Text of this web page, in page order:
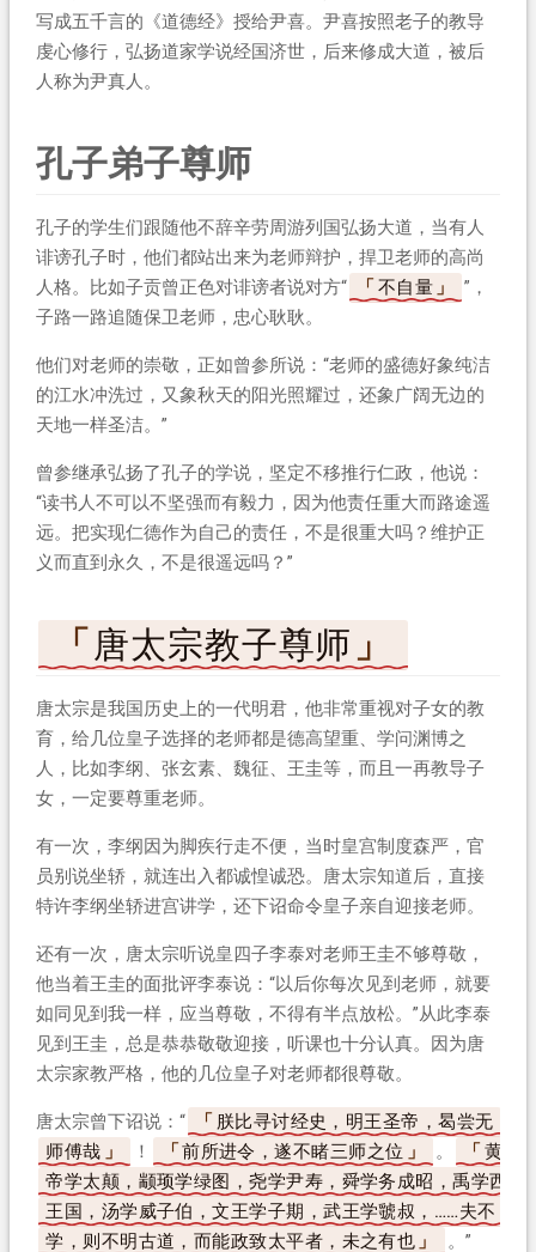
写成五千言的《道德经》授给尹喜。尹喜按照老子的教导
虔心修行，弘扬道家学说经国济世，后来修成大道，被后
人称为尹真人。
孔子弟子尊师
孔子的学生们跟随他不辞辛劳周游列国弘扬大道，当有人
诽谤孔子时，他们都站出来为老师辩护，捍卫老师的高尚
人格。比如子贡曾正色对诽谤者说对方“
不自量
”，
子路一路追随保卫老师，忠心耿耿。
他们对老师的崇敬，正如曾参所说：“老师的盛德好象纯洁
的江水冲洗过，又象秋天的阳光照耀过，还象广阔无边的
天地一样圣洁。”
曾参继承弘扬了孔子的学说，坚定不移推行仁政，他说：
“读书人不可以不坚强而有毅力，因为他责任重大而路途遥
远。把实现仁德作为自己的责任，不是很重大吗？维护正
义而直到永久，不是很遥远吗？”
唐太宗教子尊师
唐太宗是我国历史上的一代明君，他非常重视对子女的教
育，给几位皇子选择的老师都是德高望重、学问渊博之
人，比如李纲、张玄素、魏征、王圭等，而且一再教导子
女，一定要尊重老师。
有一次，李纲因为脚疾行走不便，当时皇宫制度森严，官
员别说坐轿，就连出入都诚惶诚恐。唐太宗知道后，直接
特许李纲坐轿进宫讲学，还下诏命令皇子亲自迎接老师。
还有一次，唐太宗听说皇四子李泰对老师王圭不够尊敬，
他当着王圭的面批评李泰说：“以后你每次见到老师，就要
如同见到我一样，应当尊敬，不得有半点放松。”从此李泰
见到王圭，总是恭恭敬敬迎接，听课也十分认真。因为唐
太宗家教严格，他的几位皇子对老师都很尊敬。
唐太宗曾下诏说：“
朕比寻讨经史，明王圣帝，曷尝无
师傅哉
！ 前所进令，遂不睹三师之位 。
黄
帝学太颠，颛顼学绿图，尧学尹寿，舜学务成昭，禹学西
王国，汤学威子伯，文王学子期，武王学虢叔，……夫不
学，则不明古道，而能政致太平者，未之有也
。”